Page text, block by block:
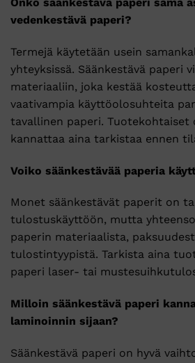
vedenkestävä paperi?
Termejä käytetään usein
yhteyksissä. Säänkestävä paperi
materiaaliin, joka kestää
vaativampia käyttöolosuhteita
tavallinen paperi. Tuotekohtaiset
kannattaa aina tarkistaa ennen
Voiko säänkestävää paperia
Monet säänkestävät paperit on
tulostuskäyttöön, mutta
paperin materiaalista,
tulostintyypistä. Tarkista aina
paperi laser- tai
Milloin säänkestävä paperi
laminoinnin sijaan?
Säänkestävä paperi on hyvä